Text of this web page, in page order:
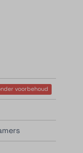
voorbehoud